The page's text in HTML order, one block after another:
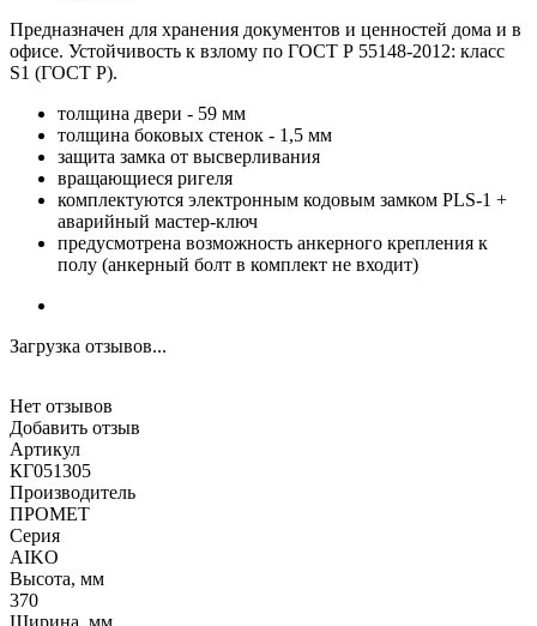
Предназначен для хранения документов и ценностей дома и в
офисе. Устойчивость к взлому по ГОСТ Р 55148-2012: класс
S1 (ГОСТ Р).
толщина двери - 59 мм
толщина боковых стенок - 1,5 мм
защита замка от высверливания
вращающиеся ригеля
комплектуются электронным кодовым замком PLS-1 +
аварийный мастер-ключ
предусмотрена возможность анкерного крепления к
полу (анкерный болт в комплект не входит)
Загрузка отзывов...
Нет отзывов
Добавить отзыв
Артикул
КГ051305
Производитель
ПРОМЕТ
Серия
AIKO
Высота, мм
370
Ширина, мм